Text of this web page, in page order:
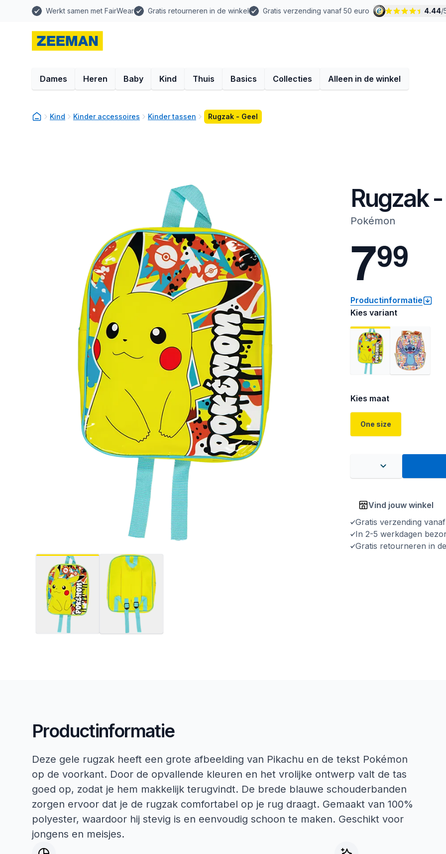
Werkt samen met FairWear Gratis retourneren in de winkel Gratis verzending vanaf 50 euro 4.44/
Dames Heren Baby Kind Thuis Basics Collecties Alleen in de winkel
Kind Kinder accessoires Kinder tassen Rugzak - Geel
Rugzak
Pokémon
799
Productinformatie
Kies variant
Kies maat
One size
Vind jouw winkel
Gratis verzending
In 2-5 werkdagen
Gratis retourneren in
Productinformatie
Deze gele rugzak heeft een grote afbeelding van Pikachu en de tekst Pokémon
op de voorkant. Door de opvallende kleuren en het vrolijke ontwerp valt de tas
goed op, zodat je hem makkelijk terugvindt. De brede blauwe schouderbanden
zorgen ervoor dat je de rugzak comfortabel op je rug draagt. Gemaakt van 100%
polyester, waardoor hij stevig is en eenvoudig schoon te maken. Geschikt voor
jongens en meisjes.